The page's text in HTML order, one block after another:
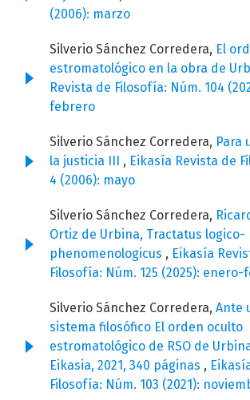
(2006): marzo
Silverio Sánchez Corredera, El
estromatológico en la obra de
Revista de Filosofía: Núm. 104
febrero
Silverio Sánchez Corredera, Para
la justicia III , Eikasía Revista de
4 (2006): mayo
Silverio Sánchez Corredera,
Ortiz de Urbina, Tractatus logico-
phenomenologicus , Eikasía
Filosofía: Núm. 125 (2025):
Silverio Sánchez Corredera, Ante
sistema filosófico El orden oculto
estromatológico de RSO de
Eikasia, 2021, 340 páginas ,
Filosofía: Núm. 103 (2021):